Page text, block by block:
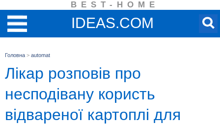
BEST-HOME
IDEAS.COM
Головна > automat
Лікар розповів про
несподівану користь
відвареної картоплі для